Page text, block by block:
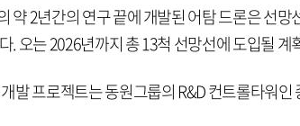
약 2년간의 연구 끝에 개발된 어탐 드론은 선망
. 오는 2026년까지 총 13척 선망선에 도입될 계
발 프로젝트는 동원그룹의 R&D 컨트롤타워